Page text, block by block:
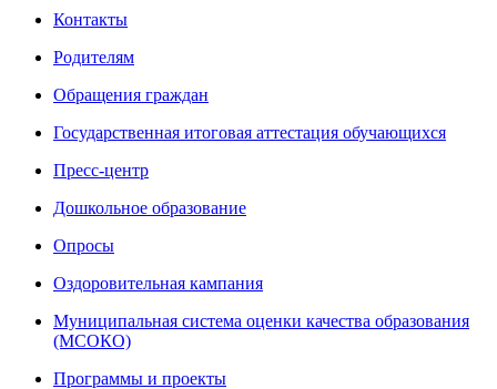
Контакты
Родителям
Обращения граждан
Государственная итоговая аттестация обучающихся
Пресс-центр
Дошкольное образование
Опросы
Оздоровительная кампания
Муниципальная система оценки качества образования
(МСОКО)
Программы и проекты